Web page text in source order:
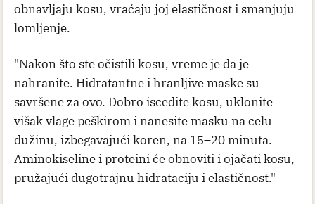
obnavljaju kosu, vraćaju joj elastičnost i smanjuju
lomljenje.
"Nakon što ste očistili kosu, vreme je da je
nahranite. Hidratantne i hranljive maske su
savršene za ovo. Dobro iscedite kosu, uklonite
višak vlage peškirom i nanesite masku na celu
dužinu, izbegavajući koren, na 15–20 minuta.
Aminokiseline i proteini će obnoviti i ojačati kosu,
pružajući dugotrajnu hidrataciju i elastičnost."